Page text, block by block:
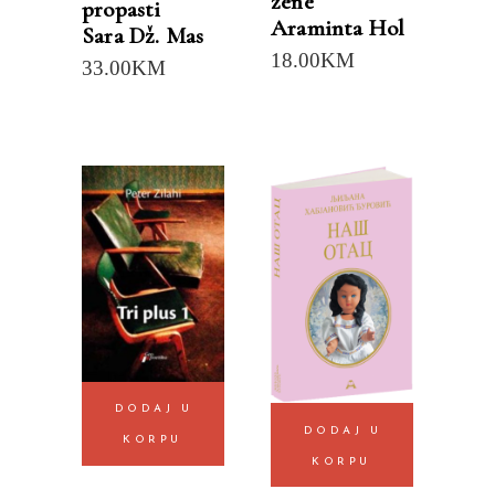
propasti
Sara Dž. Mas
33.00KM
Araminta Hol
18.00KM
DODAJ U
KORPU
DODAJ U
KORPU